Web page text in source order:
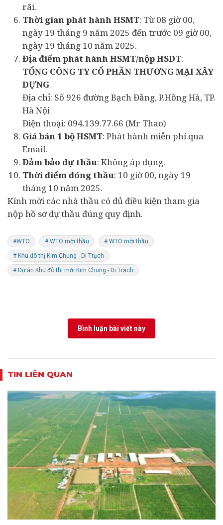
rãi.
Thời gian phát hành HSMT: Từ 08 giờ 00,
ngày 19 tháng 9 năm 2025 đến trước 09 giờ 00,
ngày 19 tháng 10 năm 2025.
Địa điểm phát hành HSMT/nộp HSDT:
TỔNG CÔNG TY CỔ PHẦN THƯƠNG MẠI XÂY
DỰNG
Địa chỉ: Số 926 đường Bạch Đằng, P.Hồng Hà, TP.
Hà Nội
Điện thoại: 094.139.77.66 (Mr Thao)
Giá bán 1 bộ HSMT: Phát hành miễn phí qua
Email.
Đảm bảo dự thầu: Không áp dụng.
Thời điểm đóng thầu: 10 giờ 00, ngày 19
tháng 10 năm 2025.
Kính mời các nhà thầu có đủ điều kiện tham gia
nộp hồ sơ dự thầu đúng quy định.
#WTO # WTO mời thầu # WTO mời thầu
# Khu đô thị Kim Chung - Di Trạch
# Dự án Khu đô thị mới Kim Chung - Di Trạch
Bình luận bài viết này
TIN LIÊN QUAN